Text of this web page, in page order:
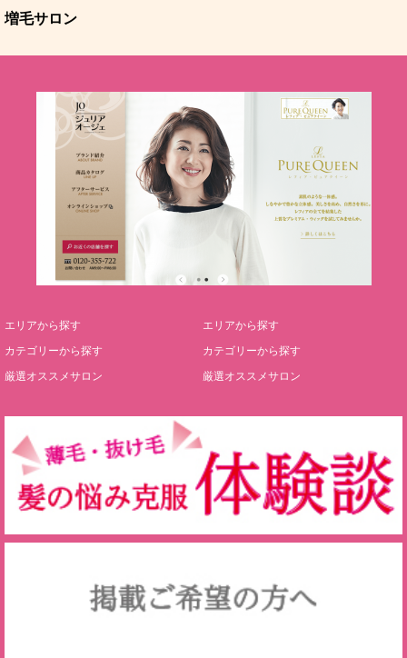
増毛サロン
エリアから探す
カテゴリーから探す
厳選オススメサロン
エリアから探す
カテゴリーから探す
厳選オススメサロン